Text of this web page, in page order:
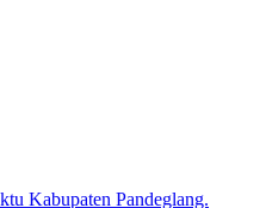
Kabupaten Pandeglang.